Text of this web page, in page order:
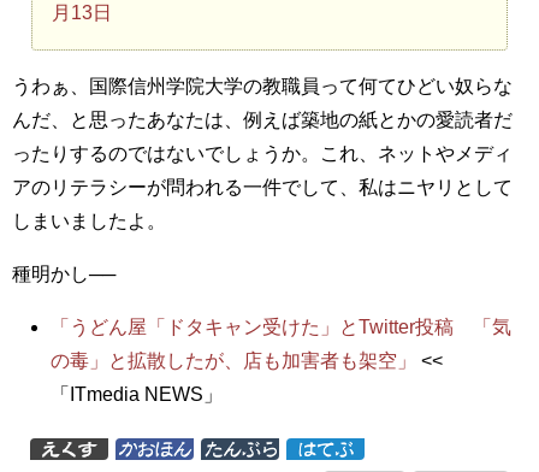
月13日
うわぁ、国際信州学院大学の教職員って何てひどい奴らな
んだ、と思ったあなたは、例えば築地の紙とかの愛読者だ
ったりするのではないでしょうか。これ、ネットやメディ
アのリテラシーが問われる一件でして、私はニヤリとして
しまいましたよ。
種明かし──
「うどん屋「ドタキャン受けた」とTwitter投稿 「気
の毒」と拡散したが、店も加害者も架空」
<<
「ITmedia NEWS」